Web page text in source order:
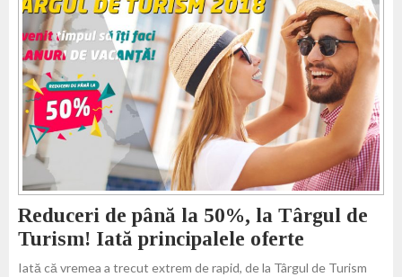
Reduceri de până la 50%, la Târgul de
Turism! Iată principalele oferte
Iată că vremea a trecut extrem de rapid, de la Târgul de Turism